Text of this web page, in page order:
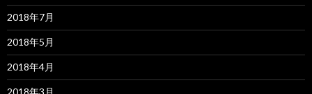
2018年7月
2018年5月
2018年4月
2018年3月